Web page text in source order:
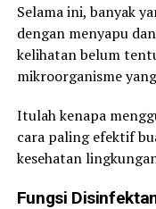
Selama ini, banyak
dengan menyapu
kelihatan belum
mikroorganisme
Itulah kenapa
cara paling efektif
kesehatan
Fungsi